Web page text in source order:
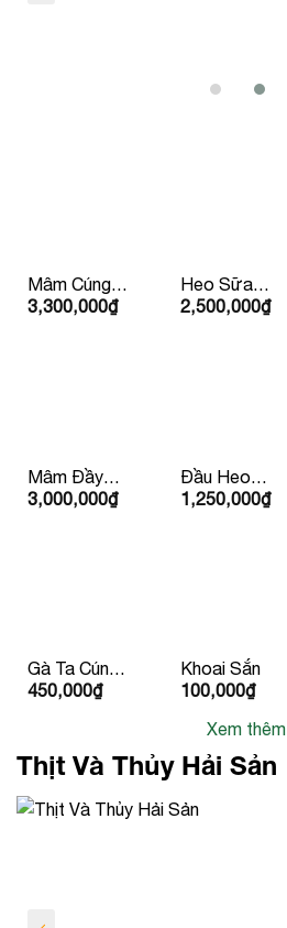
Mâm Cúng
Tất Niên
3,300,000₫
Heo Sữa
Quay Trên
2,500,000₫
Mâm Đầy
Tháng/Thôi
3,000,000₫
Đầu Heo
Cúng
1,250,000₫
Gà Ta Cúng
Hấp Sẵn
450,000₫
Khoai Sắn
100,000₫
Xem thêm
Thịt Và Thủy Hải Sản